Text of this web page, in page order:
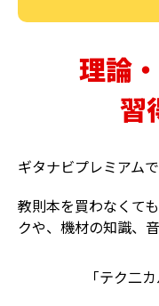
理論
習
ギタナビプレミアム
教則本を買わなくて
クや、機材の知識、
「テク二